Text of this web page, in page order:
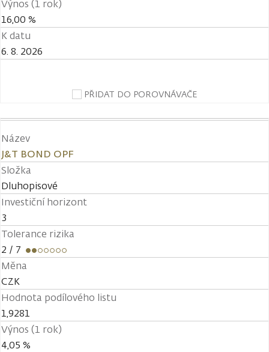
Výnos (1 rok)
16,00 %
K datu
6. 8. 2026
PŘIDAT DO POROVNÁVAČE
Název
J&T BOND OPF
Složka
Dluhopisové
Investiční horizont
3
Tolerance rizika
2 / 7
Měna
CZK
Hodnota podílového listu
1,9281
Výnos (1 rok)
4,05 %